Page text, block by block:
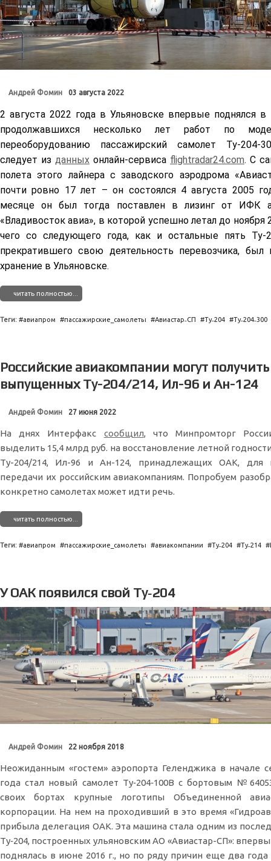
Андрей Фомин 03 августа 2022
2 августа 2022 года в Ульяновске впервые поднялся в
продолжавшихся несколько лет работ по
переоборудованию пассажирский самолет Ту-
следует изданных онлайн-сервиса flightradar24.com. С
полета этого лайнера с заводского аэродрома
почти ровно 17 лет – он состоялся 4 августа 2005
месяце он был тогда поставлен в лизинг от ИФК
«Владивосток авиа», в которой успешно летал до ноября
чего со следующего года, как и остальные пять Ту-
прекратившего свою деятельность перевозчика, был
хранение в Ульяновске.
читать полностью...
Теги: авиапром пассажирские_самолеты Авиастар˗СП Ту˗204 Ту˗204˗300
Российские авиакомпании могут
выпущенных Ту-204/214, Ил-96 и Ан-124
Андрей Фомин 27 июня 2022
На днях Интерфакс сообщил, что Минпромторг
выделить 15,4 млрд руб. на восстановление летной
Ту-204/214, Ил-96 и Ан-124, принадлежащих ОАК, для
передачи их российским авиакомпаниям. Попробуем
конкретно самолетах может идти речь.
читать полностью...
Теги: авиапром пассажирские_самолеты авиакомпании Ту˗204 Ту˗214
У ОАК появился свой Ту‑204
Андрей Фомин 22 ноября 2018
Неожиданным «гостем» аэропорта Геленджика в начале
года стал новый самолет Ту‑204‑100В с бортовым
своих бортах крупные логотипы Объединенной
корпорации. На нем на проходивший в это время
прибыла делегация ОАК. Эта машина стала одним из
Ту‑204, построенных ульяновским АО «Авиастар-СП»:
поднялась в июне 2016 г., но по ряду причин еще два года